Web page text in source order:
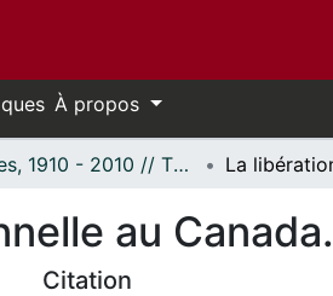
À propos
Thèses, 1910 - 2010 // Theses, 1910 - 2010
au Canada.
Citation